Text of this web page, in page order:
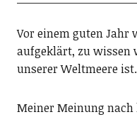
Vor einem guten Jahr
aufgeklärt, zu wissen
unserer Weltmeere ist.
Meiner Meinung